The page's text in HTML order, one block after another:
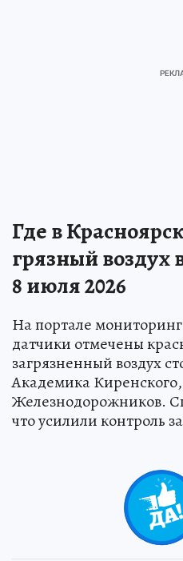
Где в
грязный воздух
8 июля 2026
На портале
датчики отмечены
загрязненный воздух
Академика
Железнодорожников.
что усилили контроль